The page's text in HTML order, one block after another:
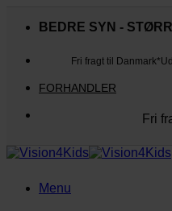
BEDRE SYN -
Fri fragt til Danmark*
FORHANDLER
Fri
Menu